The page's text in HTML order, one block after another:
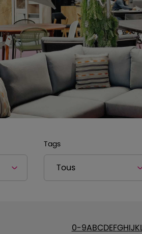
Tags
0-9ABCDEFGHIJK